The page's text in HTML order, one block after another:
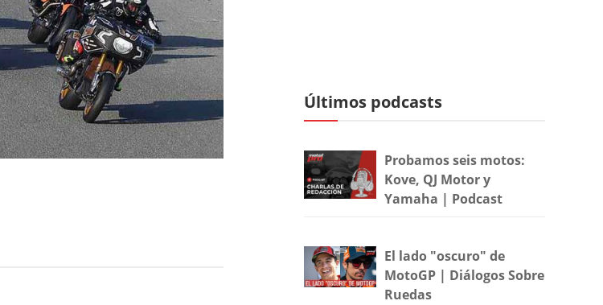
Últimos podcasts
Probamos seis motos:
Kove, QJ Motor y
Yamaha | Podcast
El lado "oscuro" de
MotoGP | Diálogos Sobre
Ruedas